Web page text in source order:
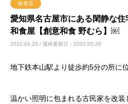
飲食店
愛知県名古屋市にある閑静な
和食屋【創意和食 野むら】￼
2022.04.20 / 最終更新日：2022.05.26
地下鉄本山駅より徒歩約5分の所に
温かい照明に包まれる古民家を改